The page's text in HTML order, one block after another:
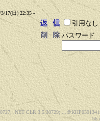
3/17(日) 22:35 -
引用なし
パスワード
.NET CLR 3.5.30729; ... ＠